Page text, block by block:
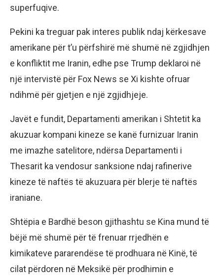
superfuqive.
Pekini ka treguar pak interes publik ndaj kërkesave
amerikane për t’u përfshirë më shumë në zgjidhjen
e konfliktit me Iranin, edhe pse Trump deklaroi në
një intervistë për Fox News se Xi kishte ofruar
ndihmë për gjetjen e një zgjidhjeje.
Javët e fundit, Departamenti amerikan i Shtetit ka
akuzuar kompani kineze se kanë furnizuar Iranin
me imazhe satelitore, ndërsa Departamenti i
Thesarit ka vendosur sanksione ndaj rafinerive
kineze të naftës të akuzuara për blerje të naftës
iraniane.
Shtëpia e Bardhë beson gjithashtu se Kina mund të
bëjë më shumë për të frenuar rrjedhën e
kimikateve pararendëse të prodhuara në Kinë, të
cilat përdoren në Meksikë për prodhimin e